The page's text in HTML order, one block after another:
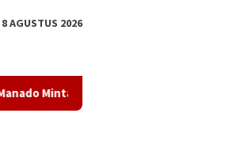
AGUSTUS 2026
Bergilir di Pulau Bunaken,